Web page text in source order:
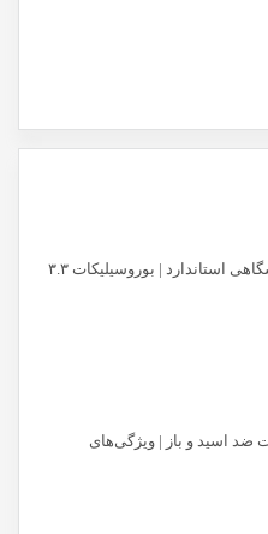
خرید شیشه‌آلات آزمایشگاهی استاندارد | بوروسیلیکات ۳.۳
ضد اسید و باز | ویژگی‌های